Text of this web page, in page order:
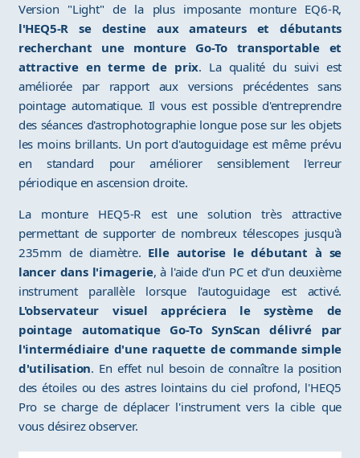
Version "Light" de la plus imposante monture EQ6-R,
l'HEQ5-R se destine aux amateurs et débutants
recherchant une monture Go-To transportable et
attractive en terme de prix. La qualité du suivi est
améliorée par rapport aux versions précédentes sans
pointage automatique. Il vous est possible d'entreprendre
des séances d'astrophotographie longue pose sur les objets
les moins brillants. Un port d'autoguidage est même prévu
en standard pour améliorer sensiblement l'erreur
périodique en ascension droite.
La monture HEQ5-R est une solution très attractive
permettant de supporter de nombreux télescopes jusqu'à
235mm de diamètre. Elle autorise le débutant à se
lancer dans l'imagerie, à l'aide d'un PC et d'un deuxième
instrument parallèle lorsque l'autoguidage est activé.
L'observateur visuel appréciera le système de
pointage automatique Go-To SynScan délivré par
l'intermédiaire d'une raquette de commande simple
d'utilisation. En effet nul besoin de connaître la position
des étoiles ou des astres lointains du ciel profond, l'HEQ5
Pro se charge de déplacer l'instrument vers la cible que
vous désirez observer.